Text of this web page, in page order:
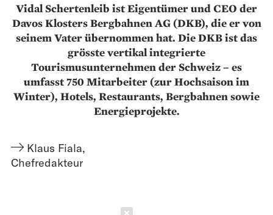
Vidal Schertenleib ist Eigentümer und CEO der
Davos Klosters Bergbahnen AG (DKB), die er von
seinem Vater übernommen hat. Die DKB ist das
grösste vertikal integrierte
Tourismusunternehmen der Schweiz – es
umfasst 750 Mitarbeiter (zur Hochsaison im
Winter), Hotels, Restaurants, Bergbahnen sowie
Energie­projekte.
Klaus Fiala,
Chefredakteur